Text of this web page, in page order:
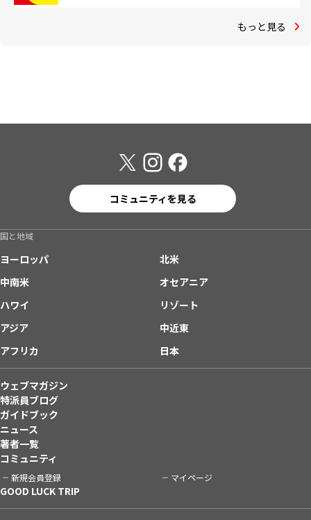
もっと見る
コミュニティを見る
国と地域
ヨーロッパ
北米
中南米
オセアニア
ハワイ
リゾート
アジア
中近東
アフリカ
日本
ウェブマガジン
特派員ブログ
ガイドブック
ニュース
著者一覧
コミュニティ
新規会員登録 マイページ
GOOD LUCK TRIP